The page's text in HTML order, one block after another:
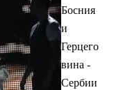
Босния
и
Герцего
вина -
Сербии